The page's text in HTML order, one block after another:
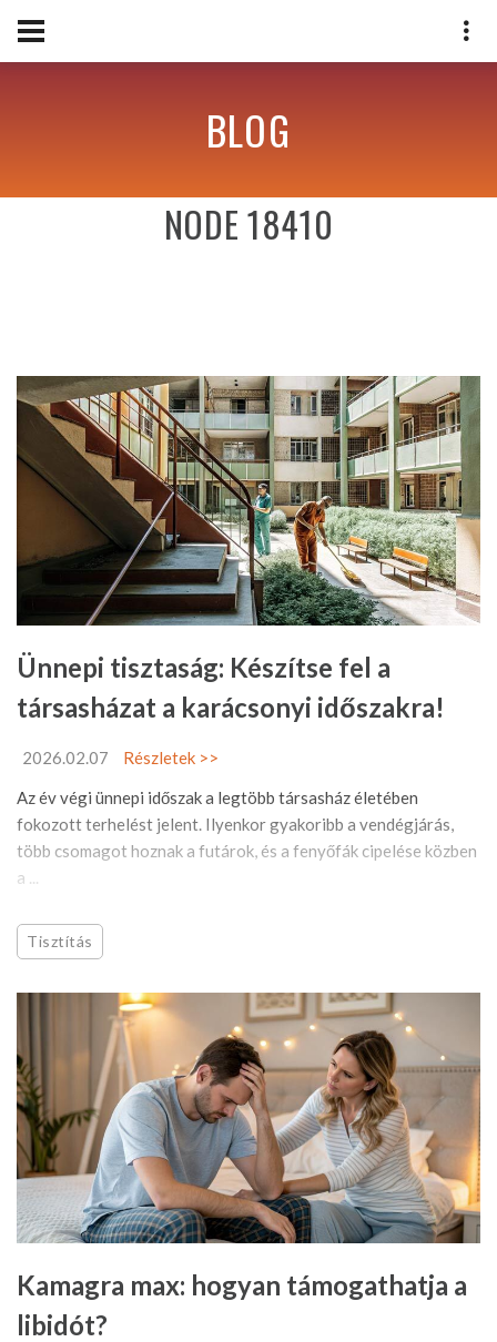
BLOG
NODE 18410
Ünnepi tisztaság: Készítse fel a
társasházat a karácsonyi időszakra!
2026.02.07
Részletek >>
Az év végi ünnepi időszak a legtöbb társasház életében
fokozott terhelést jelent. Ilyenkor gyakoribb a vendégjárás,
több csomagot hoznak a futárok, és a fenyőfák cipelése közben
a ...
Tisztítás
Kamagra max: hogyan támogathatja a
libidót?